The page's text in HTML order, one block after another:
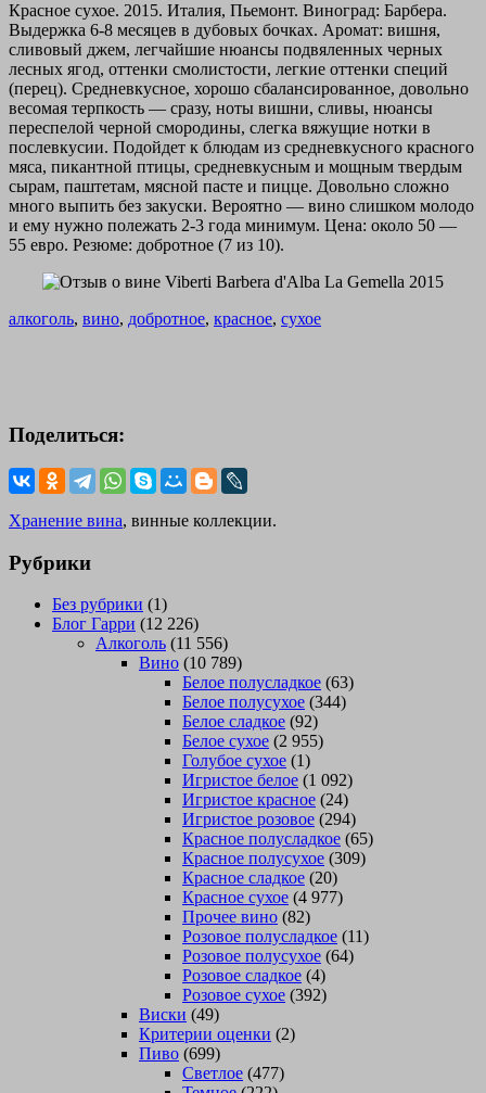
Красное сухое. 2015. Италия, Пьемонт. Виноград: Барбера.
Выдержка 6-8 месяцев в дубовых бочках. Аромат: вишня,
сливовый джем, легчайшие нюансы подвяленных черных
лесных ягод, оттенки смолистости, легкие оттенки специй
(перец). Средневкусное, хорошо сбалансированное, довольно
весомая терпкость — сразу, ноты вишни, сливы, нюансы
переспелой черной смородины, слегка вяжущие нотки в
послевкусии. Подойдет к блюдам из средневкусного красного
мяса, пикантной птицы, средневкусным и мощным твердым
сырам, паштетам, мясной пасте и пицце. Довольно сложно
много выпить без закуски. Вероятно — вино слишком молодо
и ему нужно полежать 2-3 года минимум. Цена: около 50 —
55 евро. Резюме: добротное (7 из 10).
алкоголь, вино, добротное, красное, сухое
Поделиться:
Хранение вина, винные коллекции.
Рубрики
Без рубрики (1)
Блог Гарри (12 226)
Алкоголь (11 556)
Вино (10 789)
Белое полусладкое (63)
Белое полусухое (344)
Белое сладкое (92)
Белое сухое (2 955)
Голубое сухое (1)
Игристое белое (1 092)
Игристое красное (24)
Игристое розовое (294)
Красное полусладкое (65)
Красное полусухое (309)
Красное сладкое (20)
Красное сухое (4 977)
Прочее вино (82)
Розовое полусладкое (11)
Розовое полусухое (64)
Розовое сладкое (4)
Розовое сухое (392)
Виски (49)
Критерии оценки (2)
Пиво (699)
Светлое (477)